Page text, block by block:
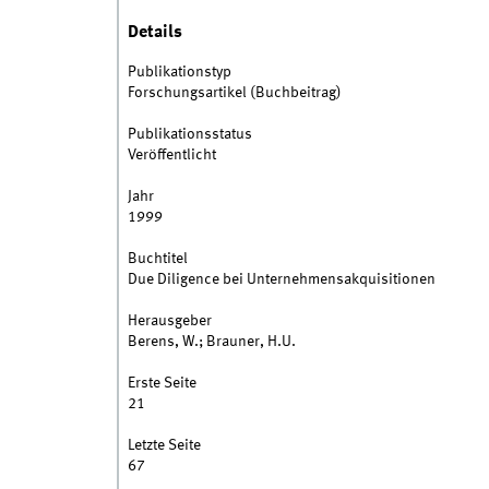
Details
Publikationstyp
Forschungsartikel (Buchbeitrag)
Publikationsstatus
Veröffentlicht
Jahr
1999
Buchtitel
Due Diligence bei Unternehmensakquisitionen
Herausgeber
Berens, W.; Brauner, H.U.
Erste Seite
21
Letzte Seite
67